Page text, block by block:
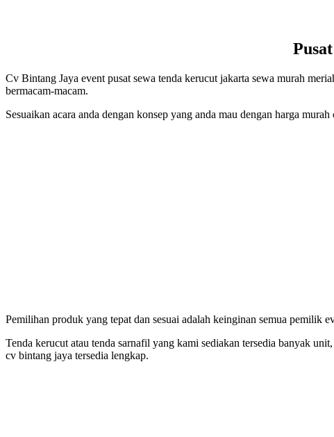
Cv Bintang Jaya event pusat sewa tenda kerucut jakarta sewa murah
bermacam-macam.
Sesuaikan acara anda dengan konsep yang anda mau dengan harga
Pemilihan produk yang tepat dan sesuai adalah keinginan semua pemilik
Tenda kerucut atau tenda sarnafil yang kami sediakan tersedia banyak
cv bintang jaya tersedia lengkap.